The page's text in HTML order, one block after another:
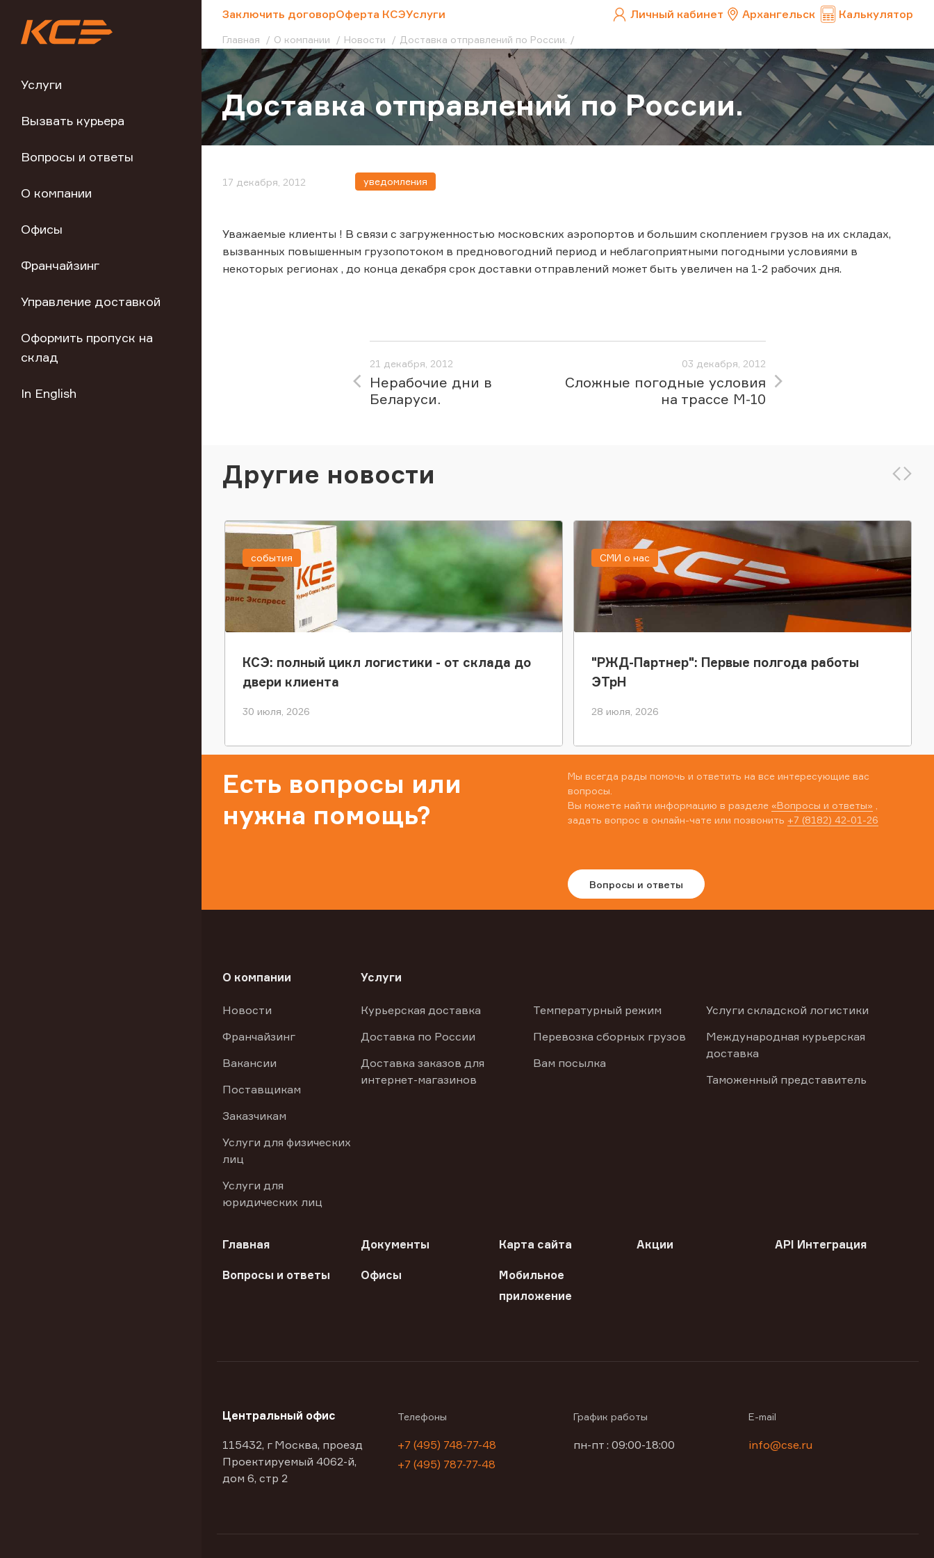
Услуги
Вызвать курьера
Вопросы и ответы
О компании
Офисы
Франчайзинг
Управление доставкой
Оформить пропуск на
склад
In English
Заключить договорОферта КСЭУслуги Личный кабинет Архангельск Калькулятор
Главная О компании Новости Доставка отправлений по России.
Доставка отправлений по России.
17 декабря, 2012 уведомления
Уважаемые клиенты ! В связи с загруженностью московских аэропортов и большим скоплением грузов на их складах,
вызванных повышенным грузопотоком в предновогодний период и неблагоприятными погодными условиями в
некоторых регионах , до конца декабря срок доставки отправлений может быть увеличен на 1-2 рабочих дня.
21 декабря, 2012
Нерабочие дни в
Беларуси.
03 декабря, 2012
Сложные погодные условия
на трассе М-10
Другие новости
КСЭ: полный цикл логистики - от склада до
двери клиента
30 июля, 2026
события
"РЖД-Партнер": Первые полгода работы
ЭТрН
28 июля, 2026
СМИ о нас
Есть вопросы или
нужна помощь?
Мы всегда рады помочь и ответить на все интересующие вас
вопросы.
Вы можете найти информацию в разделе «Вопросы и ответы»
задать вопрос в онлайн-чате или позвонить +7 (8182) 42-01-26
Вопросы и ответы
О компании
Новости
Франчайзинг
Вакансии
Поставщикам
Заказчикам
Услуги для физических
лиц
Услуги для
юридических лиц
Услуги
Курьерская доставка
Доставка по России
Доставка заказов для
интернет-магазинов
Температурный режим
Перевозка сборных грузов
Вам посылка
Услуги складской логистики
Международная курьерская
доставка
Таможенный представитель
Главная Документы Карта сайта Акции API Интеграция
Вопросы и ответы Офисы
Мобильное
приложение
Центральный офис
115432, г Москва, проезд
Проектируемый 4062-й,
дом 6, стр 2
Телефоны
+7 (495) 748-77-48
+7 (495) 787-77-48
График работы
пн-пт : 09:00-18:00
E-mail
info@cse.ru